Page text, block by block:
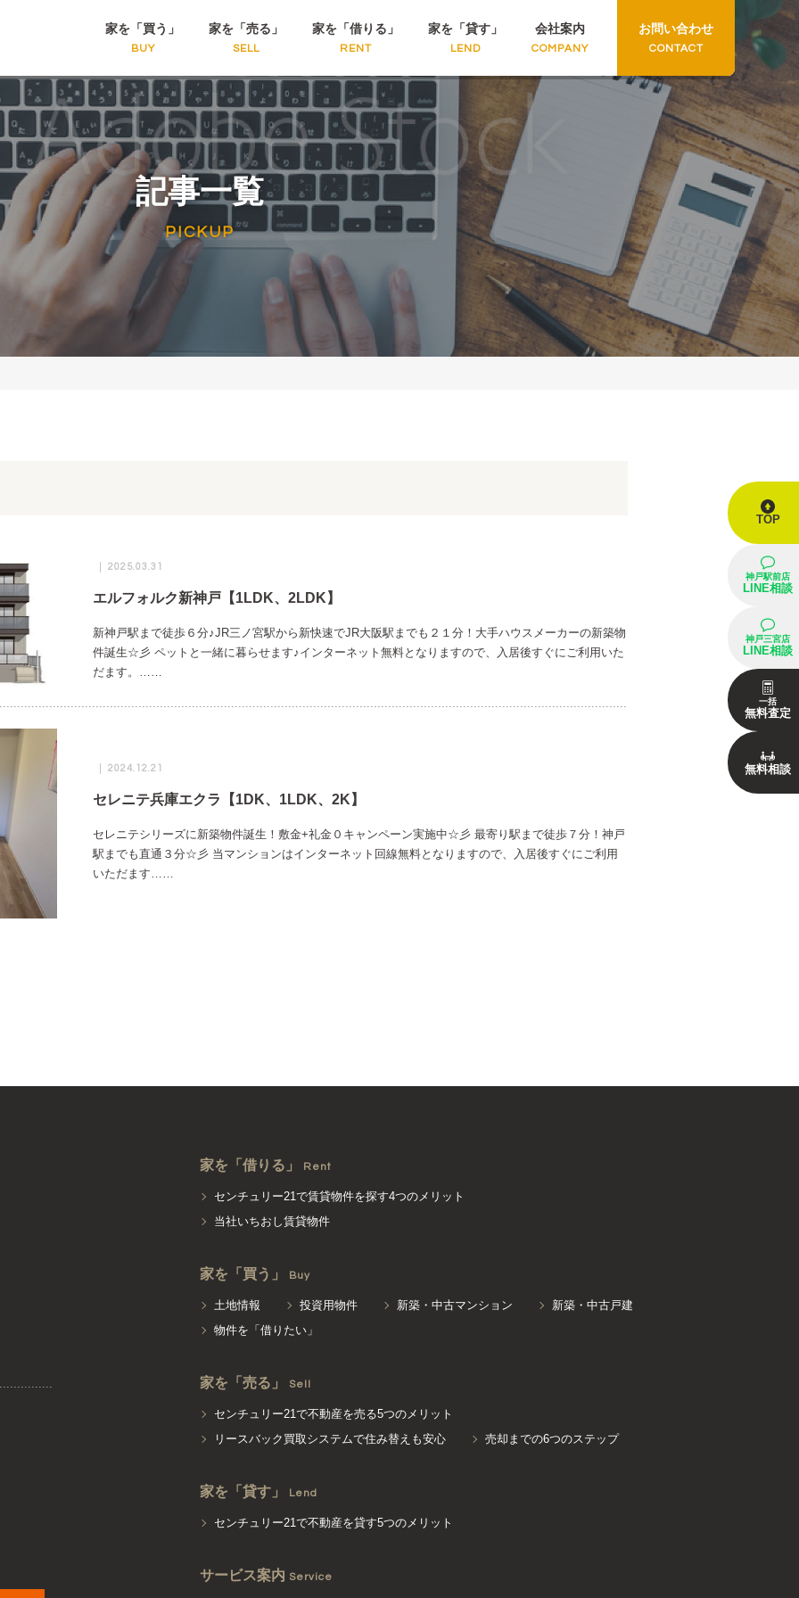
家を「買う」
BUY
家を「売る」
SELL
家を「借りる」
RENT
家を「貸す」
LEND
会社案内
COMPANY
お問い合わせ
CONTACT
記事一覧
PICKUP
2025.03.31
エルフォルク新神戸【1LDK、2LDK】
新神戸駅まで徒歩６分♪JR三ノ宮駅から新快速でJR大阪駅までも２１分！大手ハウスメーカーの新築物
件誕生☆彡 ペットと一緒に暮らせます♪インターネット無料となりますので、入居後すぐにご利用いた
だます。……
2024.12.21
セレニテ兵庫エクラ【1DK、1LDK、2K】
セレニテシリーズに新築物件誕生！敷金+礼金０キャンペーン実施中☆彡 最寄り駅まで徒歩７分！神戸
駅までも直通３分☆彡 当マンションはインターネット回線無料となりますので、入居後すぐにご利用
いただます……
TOP
神戸駅前店
LINE相談
神戸三宮店
LINE相談
一括
無料査定
無料相談
家を「借りる」 Rent
センチュリー21で賃貸物件を探す4つのメリット
当社いちおし賃貸物件
家を「買う」 Buy
土地情報 投資用物件 新築・中古マンション
新築・中古戸建
物件を「借りたい」
家を「売る」 Sell
センチュリー21で不動産を売る5つのメリット
リースバック買取システムで住み替えも安心
売却までの6つのステップ
家を「貸す」 Lend
センチュリー21で不動産を貸す5つのメリット
サービス案内 Service